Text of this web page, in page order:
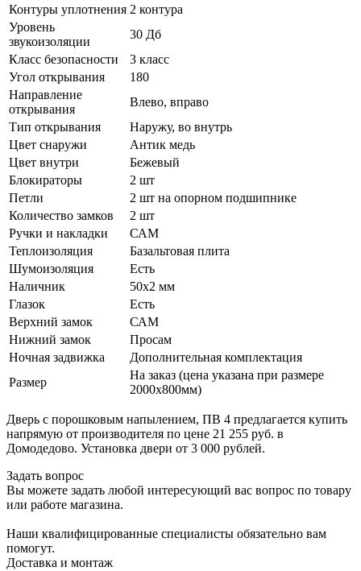
Контуры уплотнения 2 контура
Уровень
звукоизоляции
30 Дб
Класс безопасности
3 класс
Угол открывания
180
Направление
открывания
Влево, вправо
Тип открывания
Наружу, во внутрь
Цвет снаружи
Антик медь
Цвет внутри
Бежевый
Блокираторы
2 шт
Петли
2 шт на опорном подшипнике
Количество замков
2 шт
Ручки и накладки
САМ
Теплоизоляция
Базальтовая плита
Шумоизоляция
Есть
Наличник
50х2 мм
Глазок
Есть
Верхний замок
САМ
Нижний замок
Просам
Ночная задвижка
Дополнительная комплектация
Размер
На заказ (цена указана при размере
2000х800мм)
Дверь с порошковым напылением, ПВ 4 предлагается купить
напрямую от производителя по цене 21 255 руб. в
Домодедово. Установка двери от 3 000 рублей.
Задать вопрос
Вы можете задать любой интересующий вас вопрос по товару
или работе магазина.
Наши квалифицированные специалисты обязательно вам
помогут.
Доставка и монтаж